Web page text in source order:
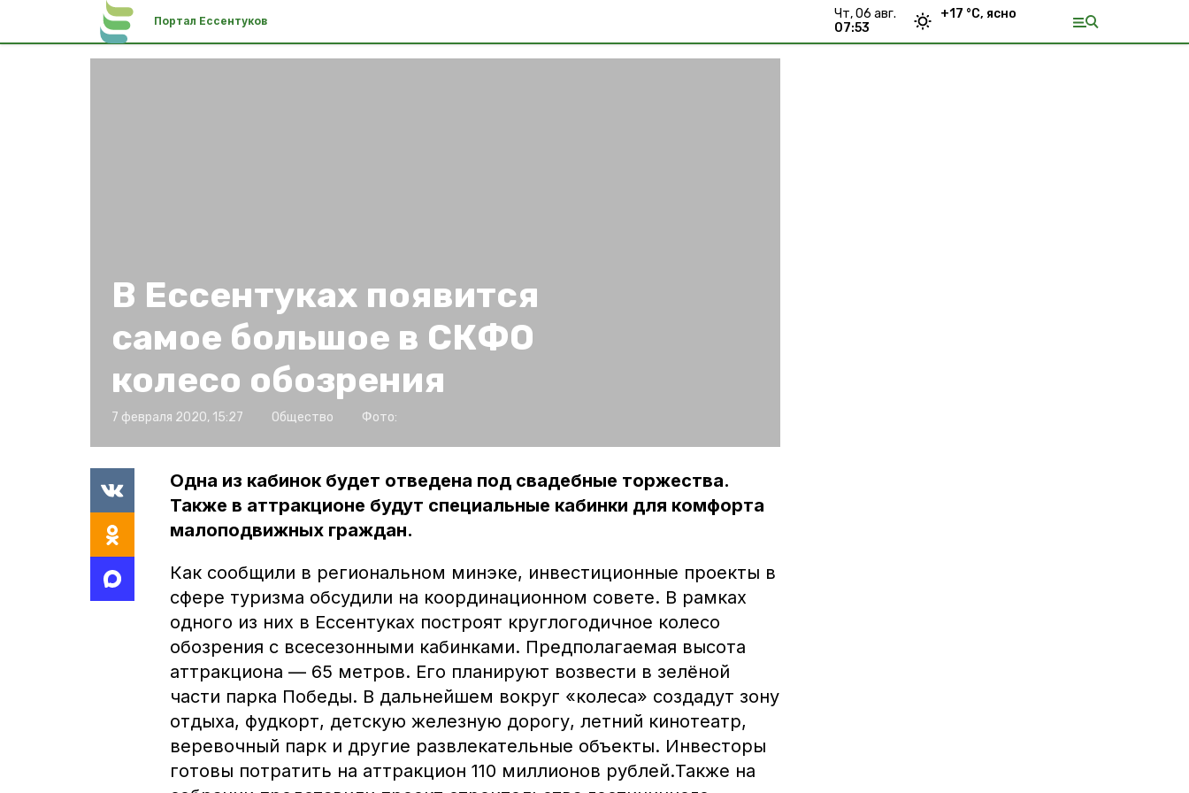
Портал Ессентуков
чт, 06 авг.
07:53
+17 °С, ясно
В Ессентуках появится
самое большое в СКФО
колесо обозрения
7 февраля 2020, 15:27 Общество Фото:
Одна из кабинок будет отведена под свадебные торжества.
Также в аттракционе будут специальные кабинки для комфорта
малоподвижных граждан.
Как сообщили в региональном минэке, инвестиционные проекты в
сфере туризма обсудили на координационном совете. В рамках
одного из них в Ессентуках построят круглогодичное колесо
обозрения с всесезонными кабинками. Предполагаемая высота
аттракциона — 65 метров. Его планируют возвести в зелёной
части парка Победы. В дальнейшем вокруг «колеса» создадут зону
отдыха, фудкорт, детскую железную дорогу, летний кинотеатр,
веревочный парк и другие развлекательные объекты. Инвесторы
готовы потратить на аттракцион 110 миллионов рублей.Также на